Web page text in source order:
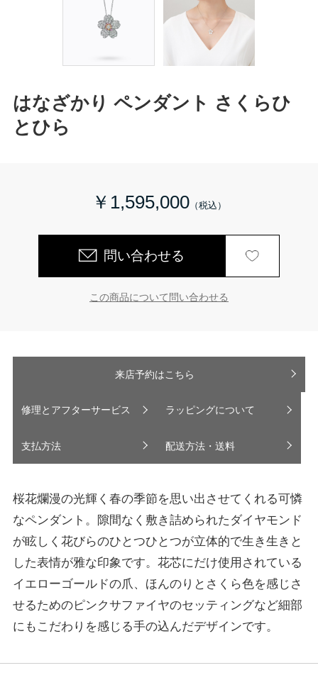
はなざかり ペンダント さくらひ
とひら
￥1,595,000
問い合わせる
この商品について問い合わせる
来店予約はこちら
修理とアフターサービス ラッピングについて
支払方法 配送方法・送料
桜花爛漫の光輝く春の季節を思い出させてくれる可憐
なペンダント。隙間なく敷き詰められたダイヤモンド
が眩しく花びらのひとつひとつが立体的で生き生きと
した表情が雅な印象です。花芯にだけ使用されている
イエローゴールドの爪、ほんのりとさくら色を感じさ
せるためのピンクサファイヤのセッティングなど細部
にもこだわりを感じる手の込んだデザインです。